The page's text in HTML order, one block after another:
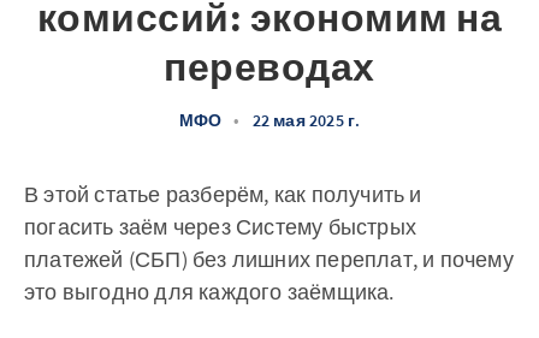
комиссий: экономим на
переводах
МФО • 22 мая 2025 г.
В этой статье разберём, как получить и
погасить заём через Систему быстрых
платежей (СБП) без лишних переплат, и почему
это выгодно для каждого заёмщика.